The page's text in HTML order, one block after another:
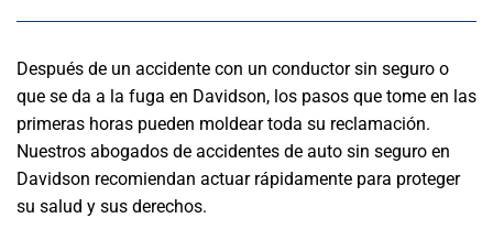
Después de un accidente con un conductor sin seguro o
que se da a la fuga en Davidson, los pasos que tome en las
primeras horas pueden moldear toda su reclamación.
Nuestros abogados de accidentes de auto sin seguro en
Davidson recomiendan actuar rápidamente para proteger
su salud y sus derechos.